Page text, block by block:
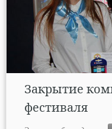
Закрытие
фестиваля